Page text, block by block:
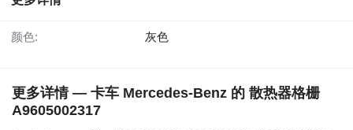
颜色: 灰色
更多详情 — 卡车 Mercedes-Benz 的 散热器格栅
A9605002317